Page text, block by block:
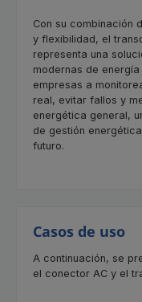
Con su combinación
y flexibilidad, el
representa una
modernas de
empresas a
real, evitar fallos y
energética general,
de gestión
futuro.
Casos de uso
A continuación, se
el conector AC y el